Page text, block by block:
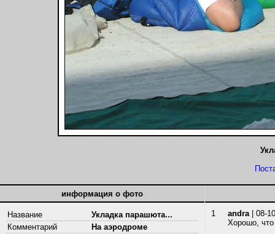
информация о фото
Название
Укладка парашюта...
Комментарий
На аэродроме
1 andra| 08-
Хорошо, что